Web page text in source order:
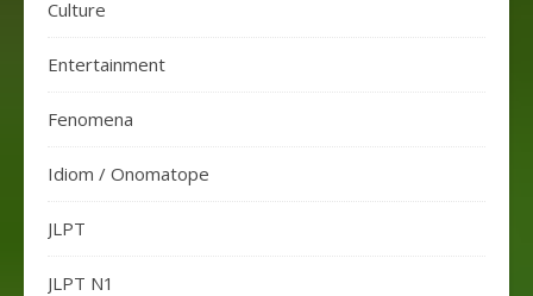
Culture
Entertainment
Fenomena
Idiom / Onomatope
JLPT
JLPT N1